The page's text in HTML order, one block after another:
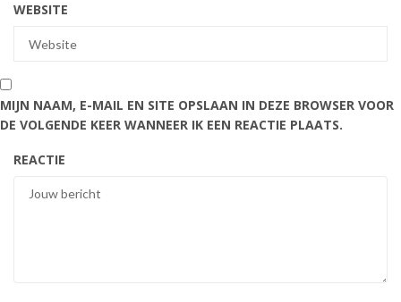
WEBSITE
MIJN NAAM, E-MAIL EN SITE OPSLAAN IN DEZE BROWSER VOOR
DE VOLGENDE KEER WANNEER IK EEN REACTIE PLAATS.
REACTIE